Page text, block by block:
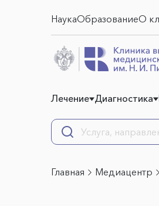
НаукаОбразованиеО
Лечение Диагностика
Главная Медиацентр